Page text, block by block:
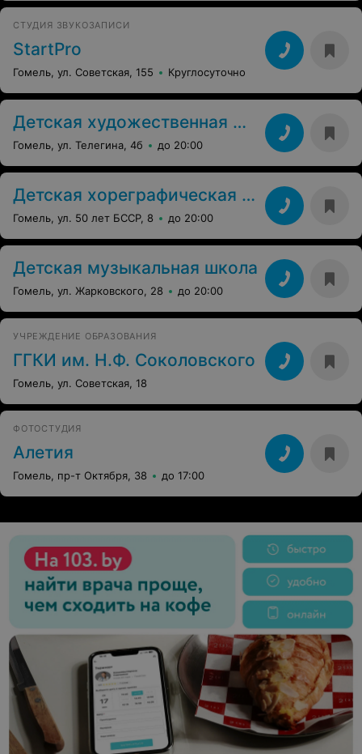
СТУДИЯ ЗВУКОЗАПИСИ
StartPro
Гомель, ул. Советская, 155 Круглосуточно
Детская художественная школа
Гомель, ул. Телегина, 4б до 20:00
Детская хореграфическая школа
Гомель, ул. 50 лет БССР, 8 до 20:00
Детская музыкальная школа
Гомель, ул. Жарковского, 28 до 20:00
УЧРЕЖДЕНИЕ ОБРАЗОВАНИЯ
ГГКИ им. Н.Ф. Соколовского
Гомель, ул. Советская, 18
ФОТОСТУДИЯ
Алетия
Гомель, пр-т Октября, 38 до 17:00